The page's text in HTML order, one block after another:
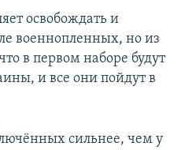
освобождать и
военнопленных, но из
в первом наборе будут
и все они пойдут в
сильнее, чем у